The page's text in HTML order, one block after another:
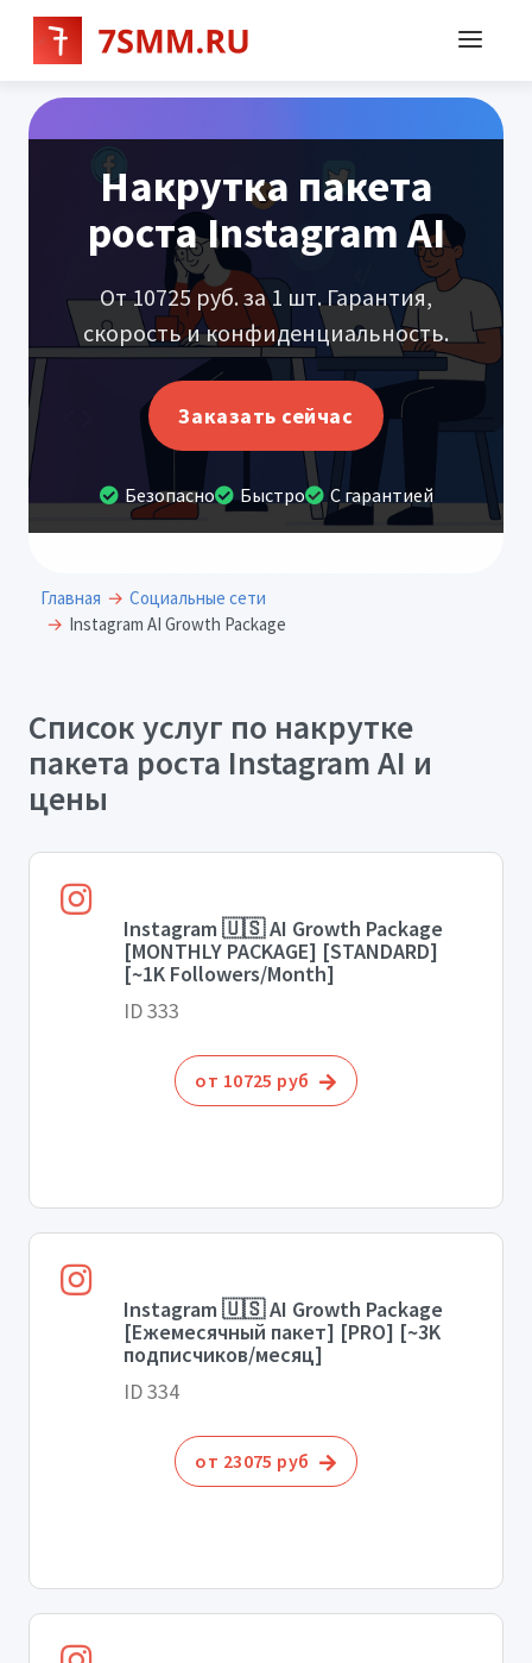
Накрутка пакета
роста Instagram AI
От 10725 руб. за 1 шт. Гарантия,
скорость и конфиденциальность.
Заказать сейчас
Безопасно Быстро С гарантией
Главная
Социальные сети
Instagram AI Growth Package
Список услуг по накрутке
пакета роста Instagram AI и
цены
Instagram 🇺🇸 AI Growth Package
[MONTHLY PACKAGE] [STANDARD]
[~1K Followers/Month]
ID 333
от 10725 руб
Instagram 🇺🇸 AI Growth Package
[Ежемесячный пакет] [PRO] [~3K
подписчиков/месяц]
ID 334
от 23075 руб